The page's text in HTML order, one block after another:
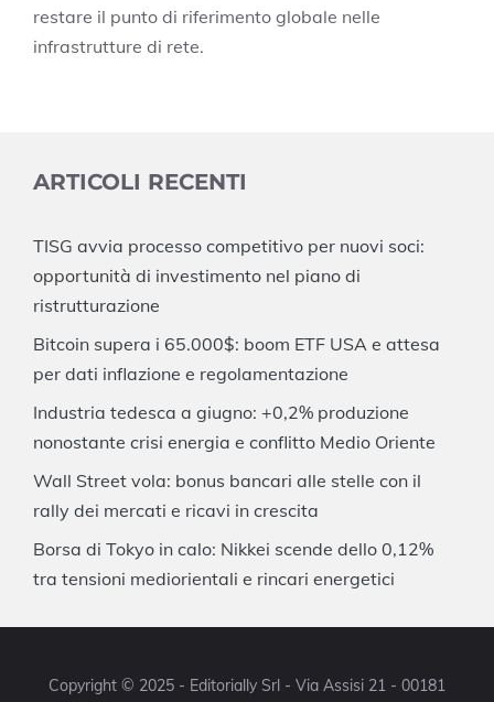
restare il punto di riferimento globale nelle
infrastrutture di rete.
ARTICOLI RECENTI
TISG avvia processo competitivo per nuovi soci:
opportunità di investimento nel piano di
ristrutturazione
Bitcoin supera i 65.000$: boom ETF USA e attesa
per dati inflazione e regolamentazione
Industria tedesca a giugno: +0,2% produzione
nonostante crisi energia e conflitto Medio Oriente
Wall Street vola: bonus bancari alle stelle con il
rally dei mercati e ricavi in crescita
Borsa di Tokyo in calo: Nikkei scende dello 0,12%
tra tensioni mediorientali e rincari energetici
Copyright © 2025 - Editorially Srl - Via Assisi 21 - 00181